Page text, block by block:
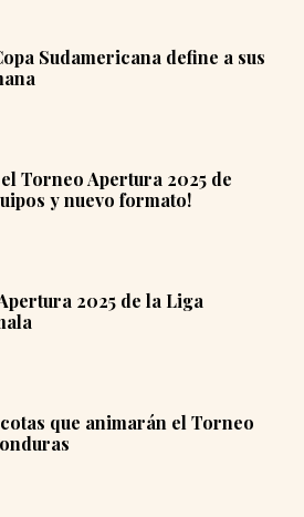
Sudamericana define a sus
Torneo Apertura 2025 de
y nuevo formato!
2025 de la Liga
que animarán el Torneo